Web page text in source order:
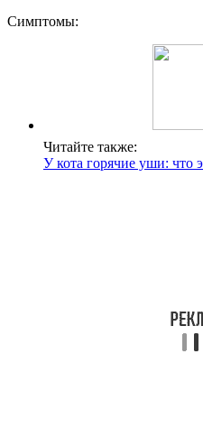
Симптомы:
Читайте также:
У кота горячие уши: что